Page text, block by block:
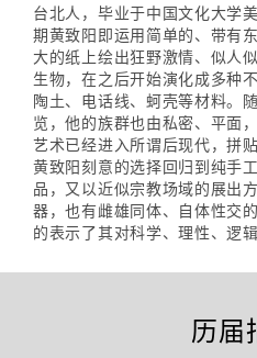
台北人，毕业于中国文化大学
期黄致阳即运用简单的、带有
大的纸上绘出狂野激情、似人
生物，在之后开始演化成多种
陶土、电话线、蚵壳等材料。
览，他的族群也由私密、平面
艺术已经进入所谓后现代，拼
黄致阳刻意的选择回归到纯手
品，又以近似宗教场域的展出
器，也有雌雄同体、自体性交
的表示了其对科学、理性、逻辑
历届